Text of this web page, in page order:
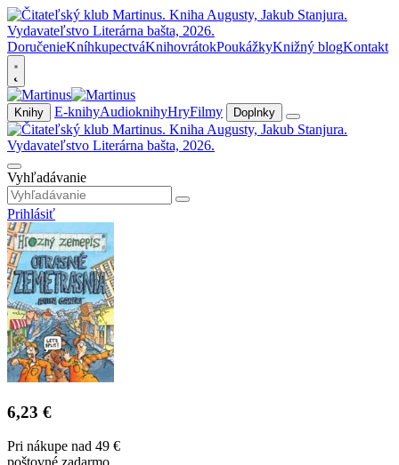
DoručenieKníhkupectváKnihovrátokPoukážkyKnižný blogKontakt
Knihy E-knihyAudioknihyHryFilmy Doplnky
Vyhľadávanie
Prihlásiť
6,23 €
Pri nákupe nad 49 €